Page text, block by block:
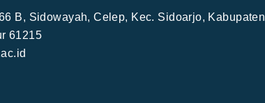
B, Sidowayah, Celep, Kec. Sidoarjo, Kabupaten
61215